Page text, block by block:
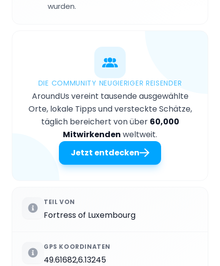
wurden.
DIE COMMUNITY NEUGIERIGER REISENDER
AroundUs vereint tausende ausgewählte
Orte, lokale Tipps und versteckte Schätze,
täglich bereichert von über 60,000
Mitwirkenden weltweit.
Jetzt entdecken
TEIL VON
Fortress of Luxembourg
GPS KOORDINATEN
49.61682,6.13245